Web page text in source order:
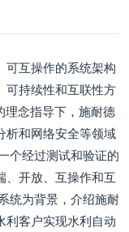
可互操作的系统架构
可持续性和互联性方
理念指导下，施耐德
析和网络安全等领域
个经过测试和验证的
、开放、互操作和互
统为背景，介绍施耐
利客户实现水利自动